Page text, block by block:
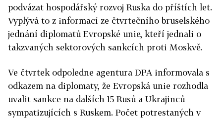
podvázat hospodářský rozvoj Ruska do příštích let.
Vyplývá to z informací ze čtvrtečního bruselského
jednání diplomatů Evropské unie, kteří jednali o
takzvaných sektorových sankcích proti Moskvě.
Ve čtvrtek odpoledne agentura DPA informovala s
odkazem na diplomaty, že Evropská unie rozhodla
uvalit sankce na dalších 15 Rusů a Ukrajinců
sympatizujících s Ruskem. Počet potrestaných v